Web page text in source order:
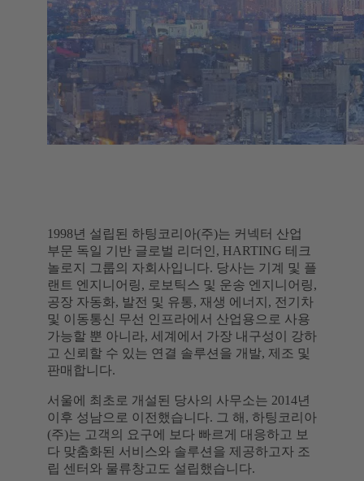
1998년 설립된 하팅코리아(주)는 커넥터 산업
부문 독일 기반 글로벌 리더인, HARTING 테크
놀로지 그룹의 자회사입니다. 당사는 기계 및 플
랜트 엔지니어링, 로보틱스 및 운송 엔지니어링,
공장 자동화, 발전 및 유통, 재생 에너지, 전기차
및 이동통신 무선 인프라에서 산업용으로 사용
가능할 뿐 아니라, 세계에서 가장 내구성이 강하
고 신뢰할 수 있는 연결 솔루션을 개발, 제조 및
판매합니다.
서울에 최초로 개설된 당사의 사무소는 2014년
이후 성남으로 이전했습니다. 그 해, 하팅코리아
(주)는 고객의 요구에 보다 빠르게 대응하고 보
다 맞춤화된 서비스와 솔루션을 제공하고자 조
립 센터와 물류창고도 설립했습니다.